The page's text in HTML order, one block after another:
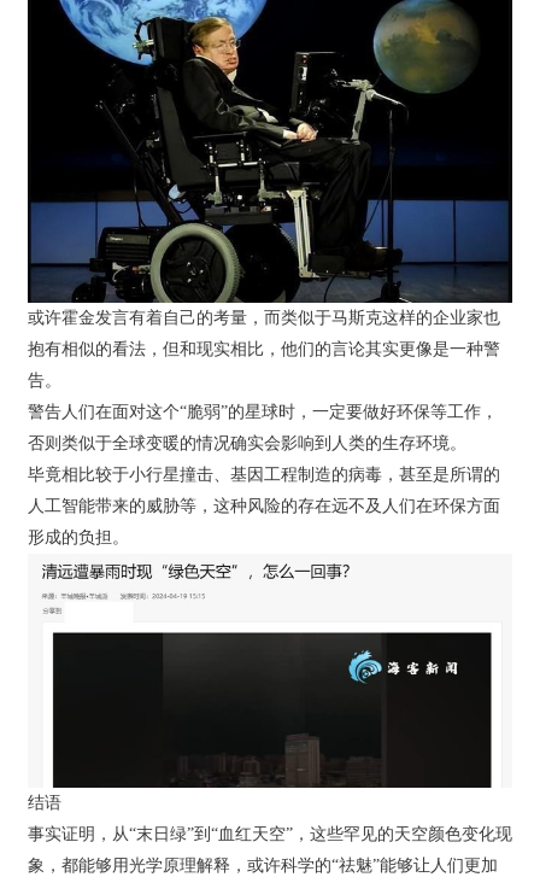
或许霍金发言有着自己的考量，而类似于马斯克这样的企业家也
抱有相似的看法，但和现实相比，他们的言论其实更像是一种警
告。
警告人们在面对这个“脆弱”的星球时，一定要做好环保等工作，
否则类似于全球变暖的情况确实会影响到人类的生存环境。
毕竟相比较于小行星撞击、基因工程制造的病毒，甚至是所谓的
人工智能带来的威胁等，这种风险的存在远不及人们在环保方面
形成的负担。
结语
事实证明，从“末日绿”到“血红天空”，这些罕见的天空颜色变化现
象，都能够用光学原理解释，或许科学的“祛魅”能够让人们更加